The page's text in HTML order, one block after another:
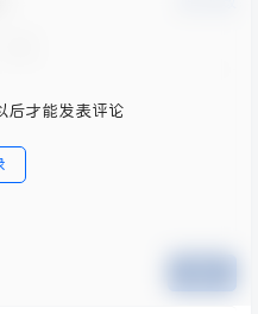
后才能发表评论